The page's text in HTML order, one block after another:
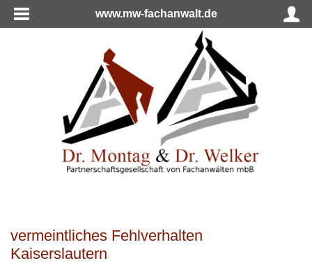
www.mw-fachanwalt.de
vermeintliches Fehlverhalten
Kaiserslautern